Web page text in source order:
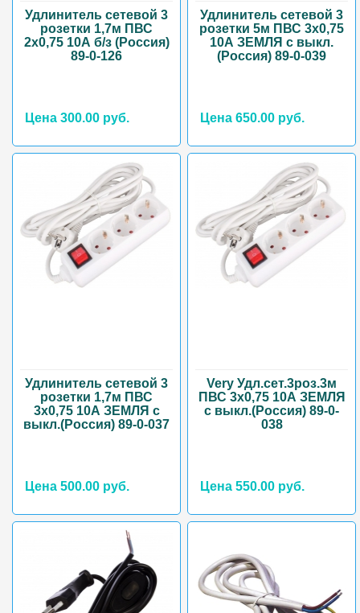
Удлинитель сетевой 3
розетки 1,7м ПВС
2х0,75 10А б/з (Россия)
89-0-126
Цена 300.00 руб.
Удлинитель сетевой 3
розетки 5м ПВС 3х0,75
10А ЗЕМЛЯ с выкл.
(Россия) 89-0-039
Цена 650.00 руб.
Удлинитель сетевой 3
розетки 1,7м ПВС
3х0,75 10А ЗЕМЛЯ с
выкл.(Россия) 89-0-037
Цена 500.00 руб.
Very Удл.сет.3роз.3м
ПВС 3х0,75 10А ЗЕМЛЯ
с выкл.(Россия) 89-0-
038
Цена 550.00 руб.